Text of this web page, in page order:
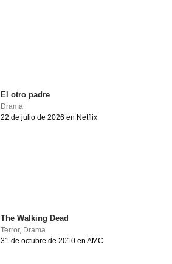
El otro padre
Drama
22 de julio de 2026 en Netflix
The Walking Dead
Terror, Drama
31 de octubre de 2010 en AMC